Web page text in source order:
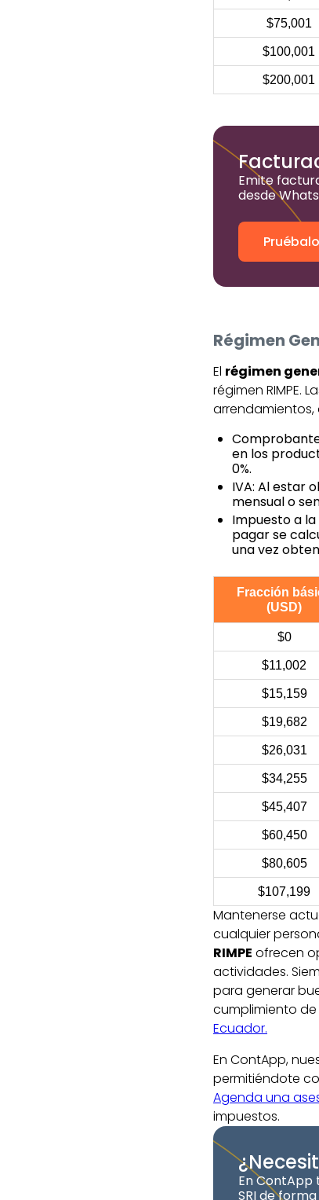
$75,001
$100,001
$200,001
Emite
desde
Régimen
El régimen
régimen RIMPE.
arrendamientos,
en los
0%.
IVA: Al estar
mensual o
Impuesto a
pagar se
una vez
Fracción
(USD)
$0
$11,002
$15,159
$19,682
$26,031
$34,255
$45,407
$60,450
$80,605
$107,199
Mantenerse
cualquier
RIMPE ofrecen
actividades.
para generar
cumplimiento
Ecuador.
En ContApp,
permitiéndote
Agenda una
impuestos.
En ContApp
SRI de